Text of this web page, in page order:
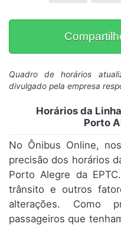
Quadro de horários
divulgado pela empresa
Horários da
Porto
No Ônibus Online,
precisão dos horários
Porto Alegre da
trânsito e outros
alterações. Como
passageiros que